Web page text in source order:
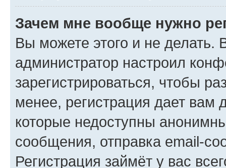
Зачем мне вообще нужно
Вы можете этого и не делать.
администратор настроил
зарегистрироваться, чтобы
менее, регистрация дает вам
которые недоступны
сообщения, отправка email-
Регистрация займёт у вас